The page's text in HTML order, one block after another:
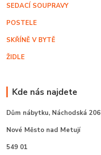
SEDACÍ SOUPRAVY
POSTELE
SKŘÍNĚ V BYTĚ
ŽIDLE
Kde nás najdete
Dům nábytku, Náchodská 206
Nové Město nad Metují
549 01